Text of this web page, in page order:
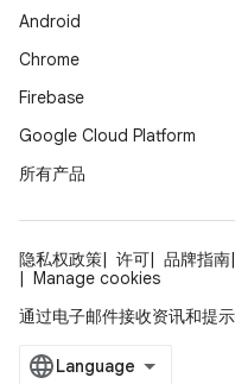
Android
Chrome
Firebase
Google Cloud Platform
所有产品
隐私权政策 许可 品牌指南
Manage cookies
通过电子邮件接收资讯和提示